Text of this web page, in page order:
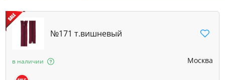
№171 т.вишневый
Москва
в наличии